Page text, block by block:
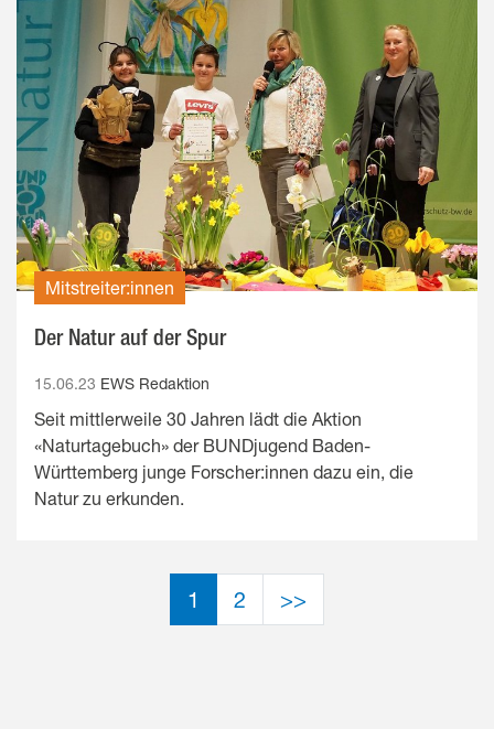
Mitstreiter:innen
Der Natur auf der Spur
15.06.23 EWS Redaktion
Seit mittlerweile 30 Jahren lädt die Aktion
«Naturtagebuch» der BUNDjugend Baden-
Württemberg junge Forscher:innen dazu ein, die
Natur zu erkunden.
1 (aktiv)
2 >>